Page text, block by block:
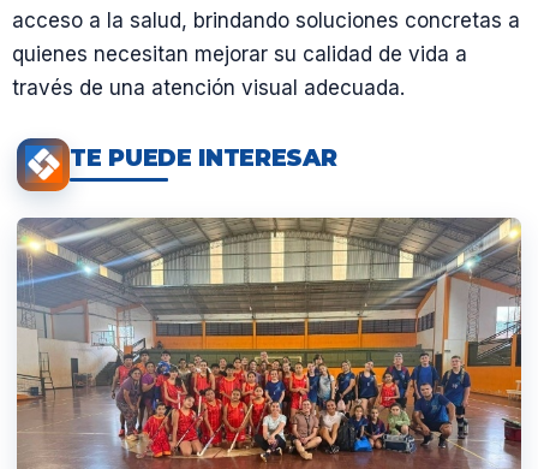
acceso a la salud, brindando soluciones concretas a
quienes necesitan mejorar su calidad de vida a
través de una atención visual adecuada.
TE PUEDE INTERESAR